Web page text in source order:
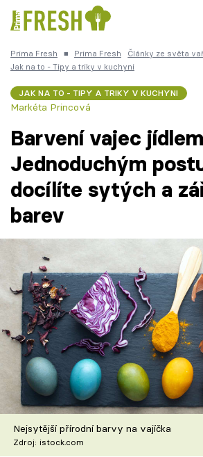
Trendy: Kuře Polévky k večeři
Česká kuchyně Čokoláda
Témata
Recepty
Články
TV Program
Škola vaření
Recepty z TV
Speciál: Cuketa
Těhotnej kuchař
Prima Fresh ■ Prima Fresh
Články ze světa
Jak na to - Tipy a triky v kuchyni
JAK NA TO - TIPY A TRIKY V KUCHYNI
Markéta Princová
Barvení vajec
Jednoduchým
docílíte sytých a
barev
Nejsytější přírodní barvy na vajíčka
Zdroj: istock.com